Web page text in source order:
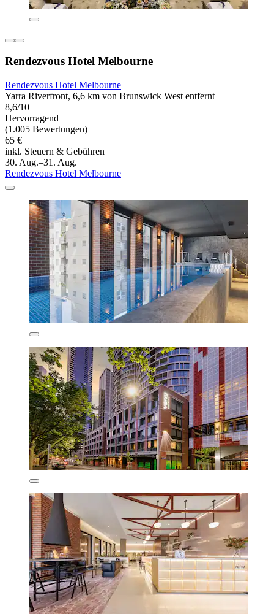
Rendezvous Hotel Melbourne
Rendezvous Hotel Melbourne
Yarra Riverfront, 6,6 km von Brunswick West entfernt
8,6/10
Hervorragend
(1.005 Bewertungen)
65 €
inkl. Steuern & Gebühren
30. Aug.–31. Aug.
Rendezvous Hotel Melbourne